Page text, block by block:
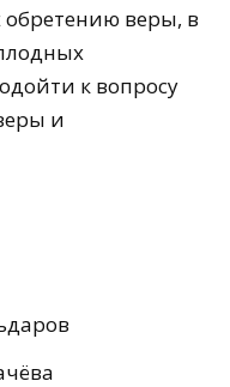
веры, в
к вопросу
и